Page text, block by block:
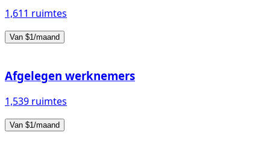
1,611 ruimtes
Van $1/maand
Afgelegen werknemers
1,539 ruimtes
Van $1/maand